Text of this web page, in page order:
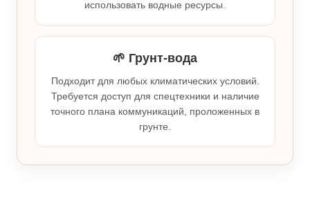
использовать водные ресурсы.
🌱 Грунт-вода
Подходит для любых климатических условий.
Требуется доступ для спецтехники и наличие
точного плана коммуникаций, проложенных в
грунте.